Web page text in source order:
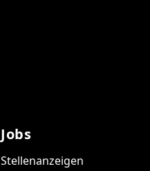
Jobs
Stellenanzeigen